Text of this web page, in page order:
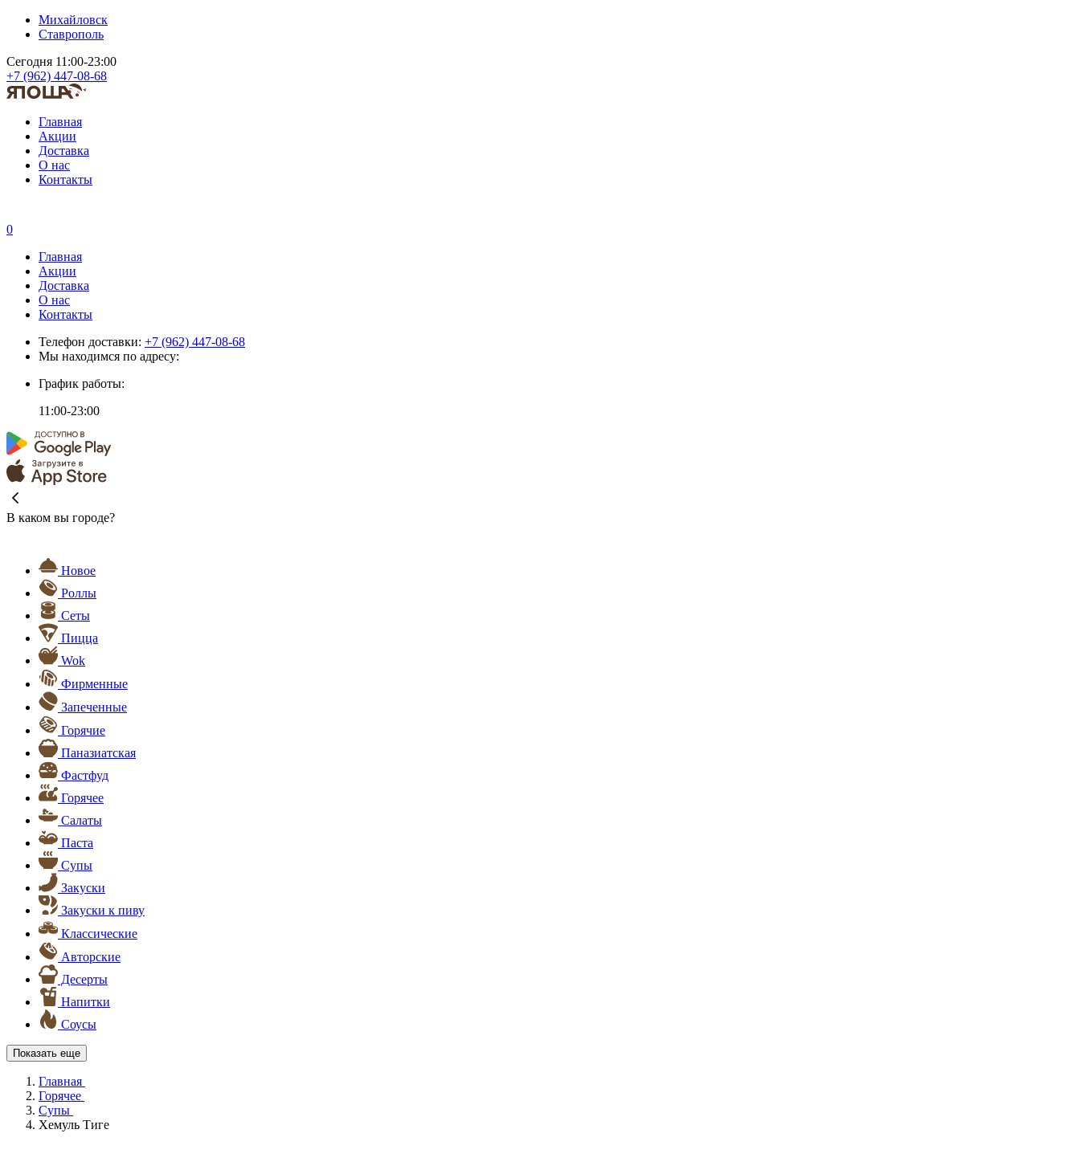
Михайловск
Ставрополь
Сегодня 11:00-23:00
+7 (962) 447-08-68
Главная
Акции
Доставка
О нас
Контакты
0
Главная
Акции
Доставка
О нас
Контакты
Телефон доставки: +7 (962) 447-08-68
Мы находимся по адресу:
График работы:
11:00-23:00
В каком вы городе?
Новое
Роллы
Сеты
Пицца
Wok
Фирменные
Запеченные
Горячие
Паназиатская
Фастфуд
Горячее
Салаты
Паста
Супы
Закуски
Закуски к пиву
Классические
Авторские
Десерты
Напитки
Соусы
Показать еще
Главная
Горячее
Супы
Хемуль Тиге